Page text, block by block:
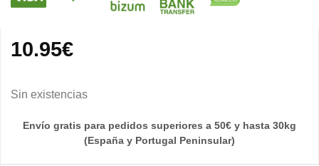
10.95€
Sin existencias
Envío gratis para pedidos superiores a 50€ y hasta 30kg
(España y Portugal Peninsular)